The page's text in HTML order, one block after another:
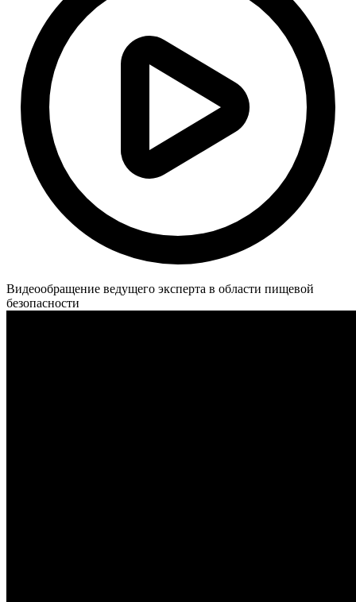
Видеообращение ведущего эксперта в области пищевой
безопасности